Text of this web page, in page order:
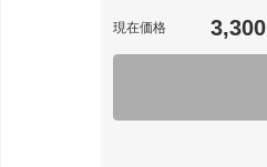
現在価格 3,300